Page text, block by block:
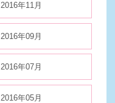
2016年11月
2016年09月
2016年07月
2016年05月